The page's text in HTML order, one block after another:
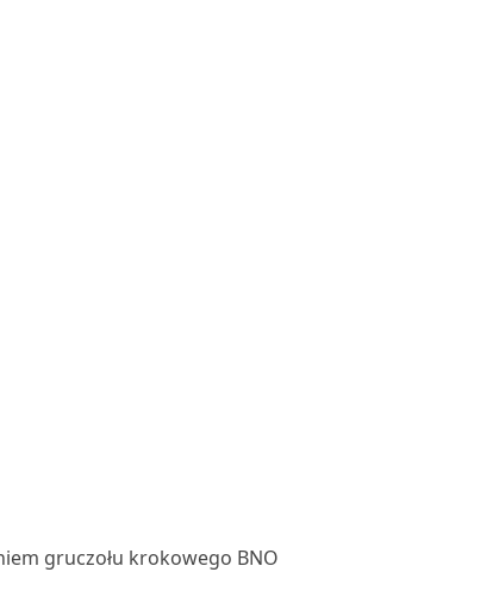
gruczołu krokowego BNO